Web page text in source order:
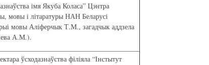
імя Якуба Коласа” Цэнтра
мовы і літаратуры НАН Беларусі
мовы Аліферчык Т.М., загадчык аддзела
А.М.).
ўсходазнаўства філіяла “Інстытут